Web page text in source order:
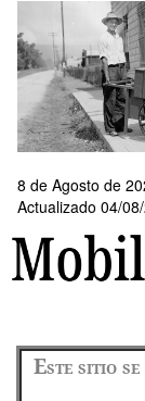
contenido
principal
8 de Agosto de
Actualizado 04/
Este sitio